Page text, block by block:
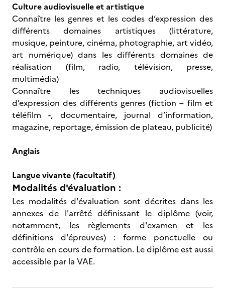
Culture audiovisuelle et artistique
Connaître les genres et les codes d’expression des
différents domaines artistiques (littérature,
musique, peinture, cinéma, photographie, art vidéo,
art numérique) dans les différents domaines de
réalisation (film, radio, télévision, presse,
multimédia)
Connaître les techniques audiovisuelles
d’expression des différents genres (fiction – film et
téléfilm -, documentaire, journal d’information,
magazine, reportage, émission de plateau, publicité)
Anglais
Langue vivante (facultatif)
Modalités d'évaluation :
Les modalités d'évaluation sont décrites dans les
annexes de l'arrêté définissant le diplôme (voir,
notamment, les règlements d'examen et les
définitions d'épreuves) : forme ponctuelle ou
contrôle en cours de formation. Le diplôme est aussi
accessible par la VAE.